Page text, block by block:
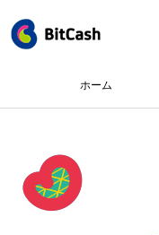
ホーム